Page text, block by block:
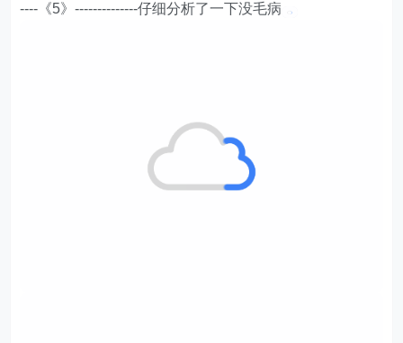
----《5》--------------仔细分析了一下没毛病